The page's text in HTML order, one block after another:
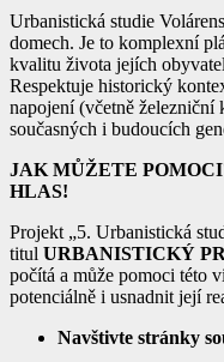
Urbanistická studie
domech. Je to komplexní
kvalitu života jejích
Respektuje historický
napojení (včetně
současných i budoucích
JAK MŮŽETE
HLAS!
Projekt „5. Urbanistická
titul URBANISTICKÝ
počítá a může pomoci této
potenciálně i usnadnit její
Navštivte stránky